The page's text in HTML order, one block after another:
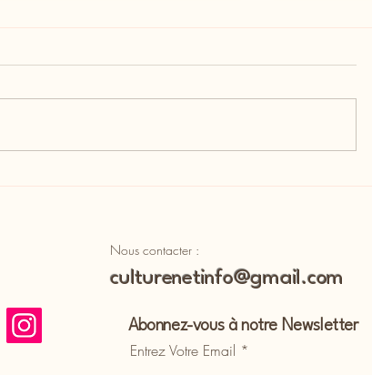
Nous contacter :
culturenetinfo@gmail.com
Abonnez-vous à notre Newsletter
Entrez Votre Email